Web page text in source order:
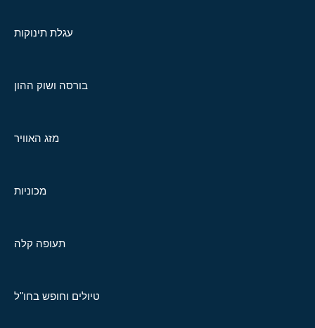
עגלת תינוקות
בורסה ושוק ההון
מזג האוויר
מכוניות
תעופה קלה
טיולים וחופש בחו"ל